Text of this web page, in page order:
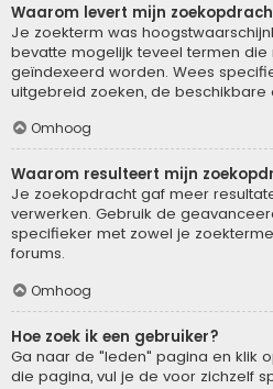
Waarom levert mijn
Je zoekterm was
bevatte mogelijk teveel termen die
geïndexeerd worden. Wees
uitgebreid zoeken, de beschikbare
Omhoog
Waarom resulteert mijn
Je zoekopdracht gaf meer
verwerken. Gebruik de
specifieker met zowel je
forums.
Omhoog
Hoe zoek ik een gebruiker?
Ga naar de "leden" pagina en klik
die pagina, vul je de voor zichzelf